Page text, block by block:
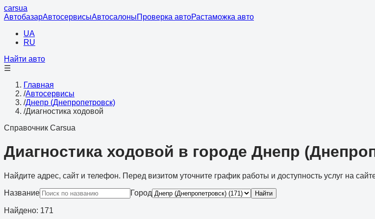
carsua
АвтобазарАвтосервисыАвтосалоныПроверка автоРастаможка авто
UA
RU
Найти авто
☰
Главная
/Автосервисы
/Днепр (Днепропетровск)
/Диагностика ходовой
Справочник Carsua
Диагностика ходовой в городе Днепр
Найдите адрес, сайт и телефон. Перед визитом уточните график работы и доступность услуг на
Название Город Найти
Найдено: 171